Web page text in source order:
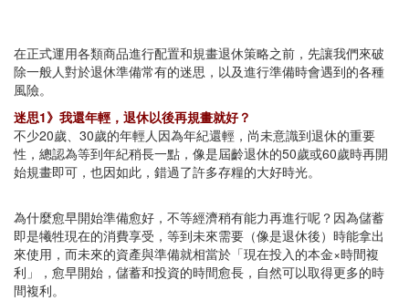
在正式運用各類商品進行配置和規畫退休策略之前，先讓我們來破
除一般人對於退休準備常有的迷思，以及進行準備時會遇到的各種
風險。
迷思1》我還年輕，退休以後再規畫就好？
不少20歲、30歲的年輕人因為年紀還輕，尚未意識到退休的重要
性，總認為等到年紀稍長一點，像是屆齡退休的50歲或60歲時再開
始規畫即可，也因如此，錯過了許多存糧的大好時光。
為什麼愈早開始準備愈好，不等經濟稍有能力再進行呢？因為儲蓄
即是犧牲現在的消費享受，等到未來需要（像是退休後）時能拿出
來使用，而未來的資產與準備就相當於「現在投入的本金×時間複
利」，愈早開始，儲蓄和投資的時間愈長，自然可以取得更多的時
間複利。